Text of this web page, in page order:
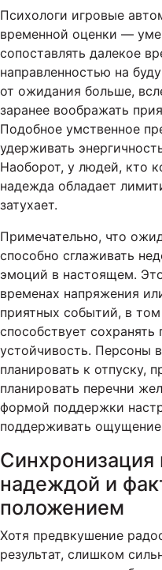
Психологи игровые
временной оценки —
сопоставлять далекое
направленностью на
от ожидания больше,
заранее воображать
Подобное умственное
удерживать
Наоборот, у людей, кто
надежда обладает
затухает.
Примечательно, что
способно сглаживать
эмоций в настоящем.
временах напряжения
приятных событий, в
способствует сохранять
устойчивость. Персоны
планировать к отпуску,
планировать перечни
формой поддержки
поддерживать
надеждой и
положением
Хотя предвкушение
результат, слишком